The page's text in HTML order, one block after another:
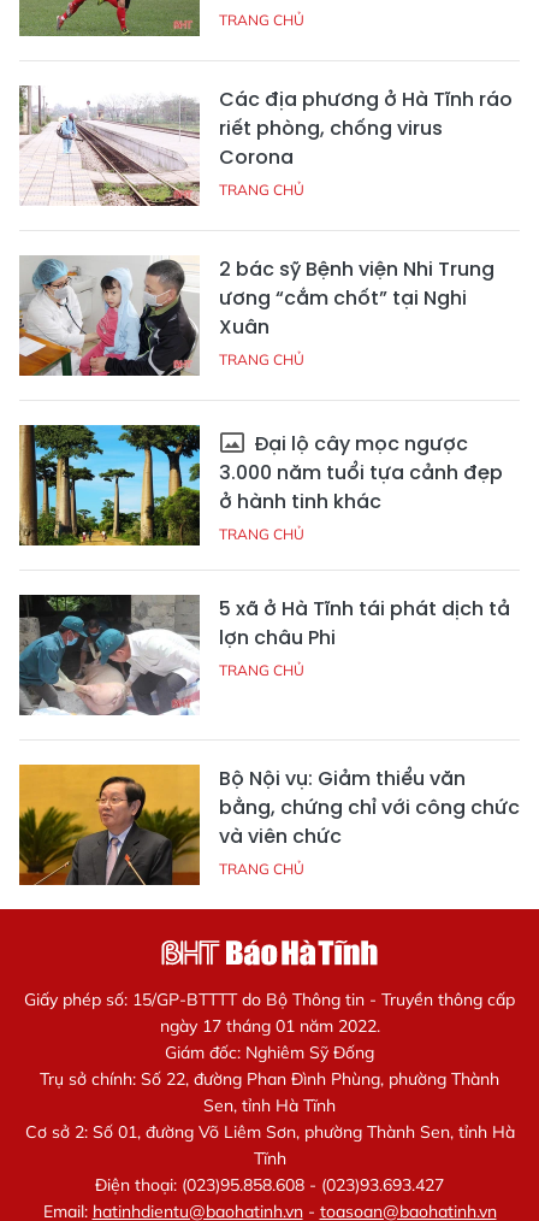
TRANG CHỦ
Các địa phương ở Hà Tĩnh ráo
riết phòng, chống virus
Corona
TRANG CHỦ
2 bác sỹ Bệnh viện Nhi Trung
ương “cắm chốt” tại Nghi
Xuân
TRANG CHỦ
Đại lộ cây mọc ngược
3.000 năm tuổi tựa cảnh đẹp
ở hành tinh khác
TRANG CHỦ
5 xã ở Hà Tĩnh tái phát dịch tả
lợn châu Phi
TRANG CHỦ
Bộ Nội vụ: Giảm thiểu văn
bằng, chứng chỉ với công chức
và viên chức
TRANG CHỦ
Giấy phép số: 15/GP-BTTTT do Bộ Thông tin - Truyền thông cấp
ngày 17 tháng 01 năm 2022.
Giám đốc: Nghiêm Sỹ Đống
Trụ sở chính: Số 22, đường Phan Đình Phùng, phường Thành
Sen, tỉnh Hà Tĩnh
Cơ sở 2: Số 01, đường Võ Liêm Sơn, phường Thành Sen, tỉnh Hà
Tĩnh
Điện thoại: (023)95.858.608 - (023)93.693.427
Email: hatinhdientu@baohatinh.vn- toasoan@baohatinh.vn